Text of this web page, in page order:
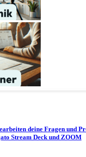
deine Fragen und
Stream Deck und ZOOM